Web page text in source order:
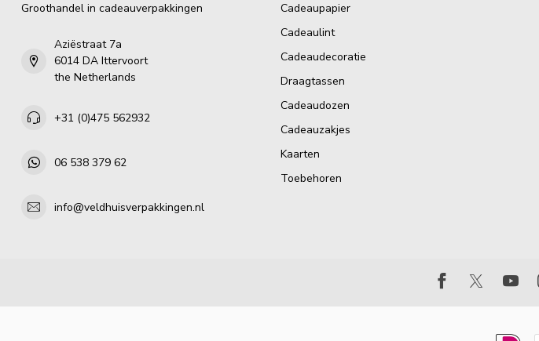
Groothandel in cadeauverpakkingen
Aziëstraat 7a
6014 DA Ittervoort
the Netherlands
+31 (0)475 562932
06 538 379 62
info@veldhuisverpakkingen.nl
Cadeaupapier
Cadeaulint
Cadeaudecoratie
Draagtassen
Cadeaudozen
Cadeauzakjes
Kaarten
Toebehoren